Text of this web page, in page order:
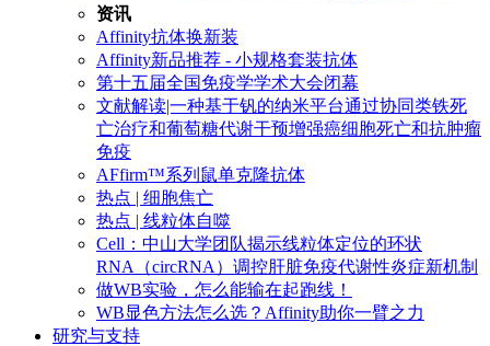
资讯
Affinity抗体换新装
Affinity新品推荐 - 小规格套装抗体
第十五届全国免疫学学术大会闭幕
文献解读|一种基于钒的纳米平台通过协同类铁死
亡治疗和葡萄糖代谢干预增强癌细胞死亡和抗肿瘤
免疫
AFfirm™系列鼠单克隆抗体
热点 | 细胞焦亡
热点 | 线粒体自噬
Cell：中山大学团队揭示线粒体定位的环状
RNA（circRNA）调控肝脏免疫代谢性炎症新机制
做WB实验，怎么能输在起跑线！
WB显色方法怎么选？Affinity助你一臂之力
研究与支持